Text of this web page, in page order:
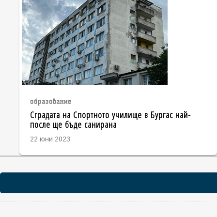
образование
Сградата на Спортното училище в Бургас най-
после ще бъде санирана
22 юни 2023